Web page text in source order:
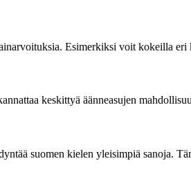
Esimerkiksi voit kokeilla eri
keskittyä äänneasujen
suomen kielen yleisimpiä sanoja.